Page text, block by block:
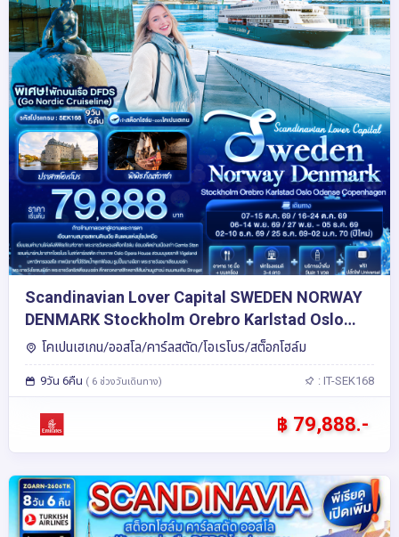
Scandinavian Lover Capital SWEDEN NORWAY
DENMARK Stockholm Orebro Karlstad Oslo
Odense Copenhagen 9วัน 6คืน โดยสายการบิน
Emirates (EK)
โคเปนเฮเกน/ออสโล/คาร์ลสตัด/โอเรโบร/สต็อกโฮล์ม
9วัน 6คืน ( 6 ช่วงวันเดินทาง) : IT-SEK168
฿ 79,888.-